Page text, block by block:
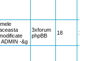
-&g
3xforum
phpBB
18